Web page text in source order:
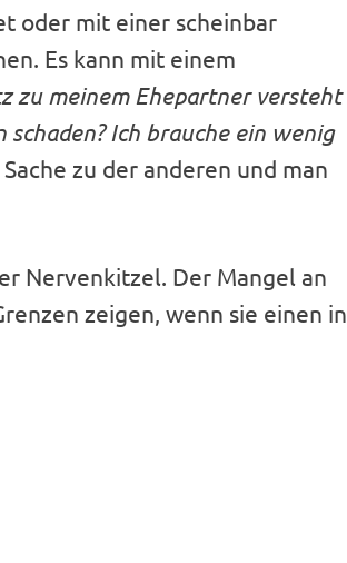
oder mit einer scheinbar
Es kann mit einem
zu meinem Ehepartner versteht
Ich brauche ein wenig
zu der anderen und man
Nervenkitzel. Der Mangel an
zeigen, wenn sie einen in